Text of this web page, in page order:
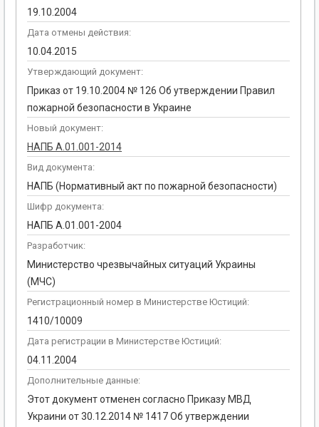
19.10.2004
Дата отмены действия:
10.04.2015
Утверждающий документ:
Приказ от 19.10.2004 № 126 Об утверждении Правил
пожарной безопасности в Украине
Новый документ:
НАПБ А.01.001-2014
Вид документа:
НАПБ (Нормативный акт по пожарной безопасности)
Шифр документа:
НАПБ А.01.001-2004
Разработчик:
Министерство чрезвычайных ситуаций Украины
(МЧС)
Регистрационный номер в Министерстве Юстиций:
1410/10009
Дата регистрации в Министерстве Юстиций:
04.11.2004
Дополнительные данные:
Этот документ отменен согласно Приказу МВД
Украини от 30.12.2014 № 1417 Об утверждении